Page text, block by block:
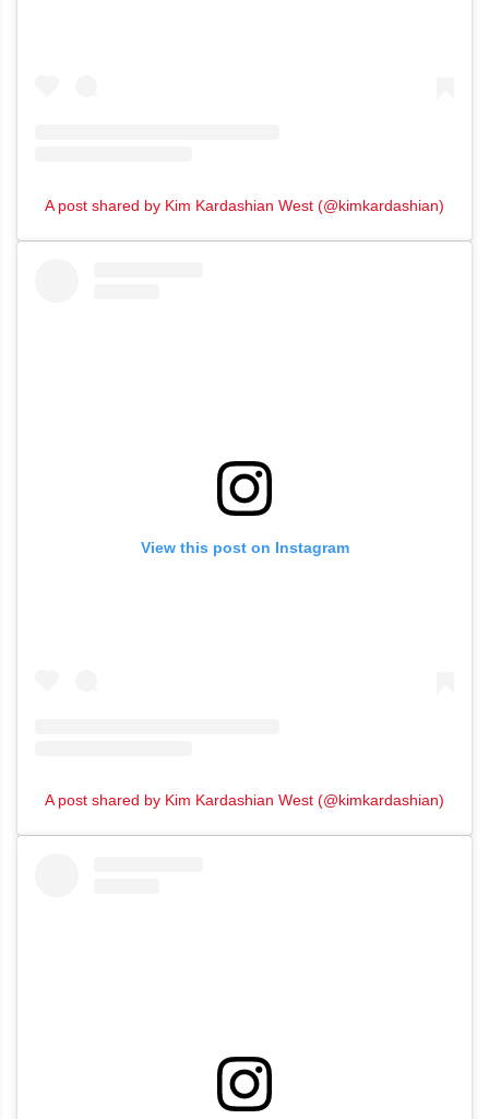
A post shared by Kim Kardashian West (@kimkardashian)
View this post on Instagram
A post shared by Kim Kardashian West (@kimkardashian)